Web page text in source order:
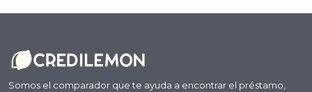
Somos el comparador que te ayuda a encontrar el préstamo,